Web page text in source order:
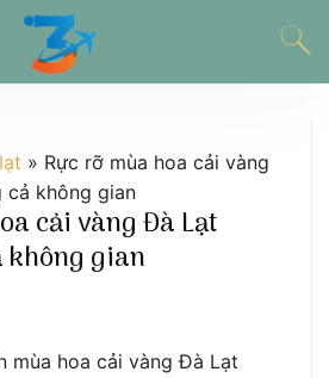
» Rực rỡ mùa hoa cải vàng
cả không gian
cải vàng Đà Lạt
không gian
mùa hoa cải vàng Đà Lạt